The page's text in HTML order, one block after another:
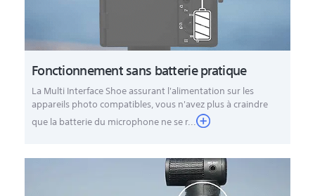
Fonctionnement sans batterie pratique
La Multi Interface Shoe assurant l'alimentation sur les
appareils photo compatibles, vous n'avez plus à craindre
que la batterie du microphone ne se r...